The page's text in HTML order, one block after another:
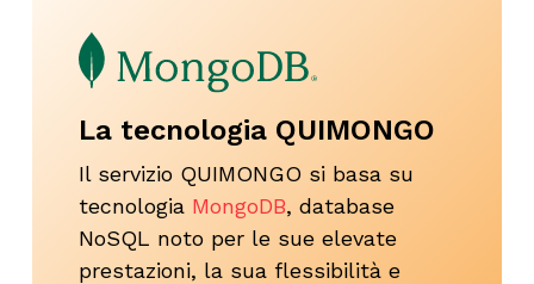
La tecnologia QUIMONGO
Il servizio QUIMONGO si basa su
tecnologia MongoDB, database
NoSQL noto per le sue elevate
prestazioni, la sua flessibilità e